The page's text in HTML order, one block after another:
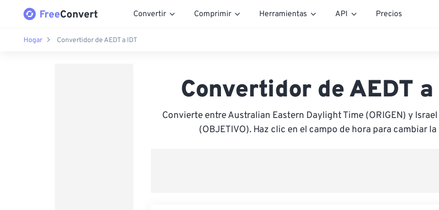
Convertir Comprimir Herramientas API Precios
Hogar Convertidor de AEDT a IDT
Convertidor de AEDT a
Convierte entre Australian Eastern Daylight Time (ORIGEN) y
(OBJETIVO). Haz clic en el campo de hora para cambiar la